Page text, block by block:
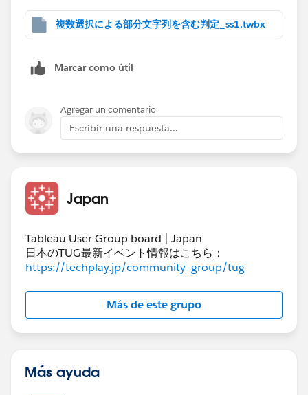
といった方法が考えられます。​
することで単一シート上で実現できます。
後者はデータソースの加工は不要ですが、操作にワンク
ッション挟むのと、ダッシュボードに2シート配置して
す。
や計算式等はそちらで見てみてください。
複数選択による部分文字列を含む判定_ss1.twbx
Marcar como útil
Agregar un comentario
Escribir una respuesta...
Japan
Tableau User Group board | Japan
日本のTUG最新イベント情報はこちら：
https://techplay.jp/community_group/tug
Más de este grupo
Más ayuda